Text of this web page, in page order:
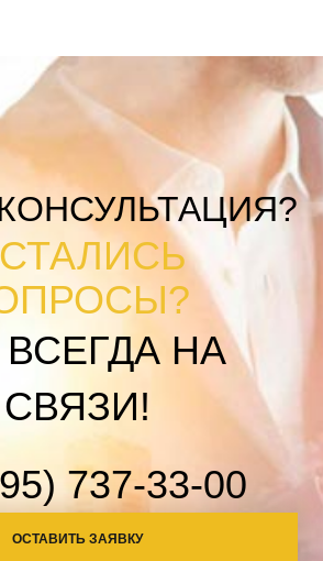
НА
СВЯЗИ!
737-33-00
ОСТАВИТЬ ЗАЯВКУ